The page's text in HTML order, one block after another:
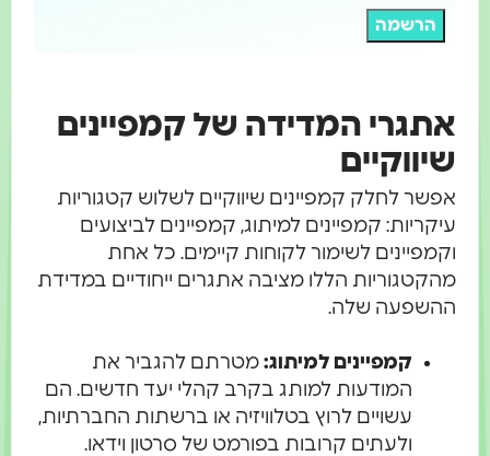
הרשמה
אתגרי המדידה של קמפיינים
שיווקיים
אפשר לחלק קמפיינים שיווקיים לשלוש קטגוריות
עיקריות: קמפיינים למיתוג, קמפיינים לביצועים
וקמפיינים לשימור לקוחות קיימים. כל אחת
מהקטגוריות הללו מציבה אתגרים ייחודיים במדידת
ההשפעה שלה.
קמפיינים למיתוג:מטרתם להגביר את
המודעות למותג בקרב קהלי יעד חדשים. הם
עשויים לרוץ בטלוויזיה או ברשתות החברתיות,
ולעתים קרובות בפורמט של סרטון וידאו.